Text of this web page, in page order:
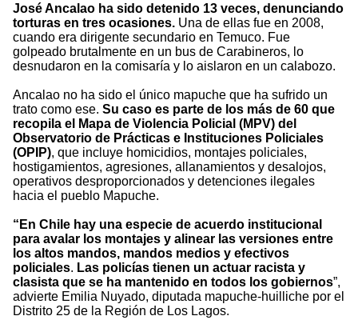
José Ancalao ha sido detenido 13 veces, denunciando
torturas en tres ocasiones. Una de ellas fue en 2008,
cuando era dirigente secundario en Temuco. Fue
golpeado brutalmente en un bus de Carabineros, lo
desnudaron en la comisaría y lo aislaron en un calabozo.
Ancalao no ha sido el único mapuche que ha sufrido un
trato como ese. Su caso es parte de los más de 60 que
recopila el Mapa de Violencia Policial (MPV) del
Observatorio de Prácticas e Instituciones Policiales
(OPIP), que incluye homicidios, montajes policiales,
hostigamientos, agresiones, allanamientos y desalojos,
operativos desproporcionados y detenciones ilegales
hacia el pueblo Mapuche.
“En Chile hay una especie de acuerdo institucional
para avalar los montajes y alinear las versiones entre
los altos mandos, mandos medios y efectivos
policiales. Las policías tienen un actuar racista y
clasista que se ha mantenido en todos los gobiernos”,
advierte Emilia Nuyado, diputada mapuche-huilliche por el
Distrito 25 de la Región de Los Lagos.